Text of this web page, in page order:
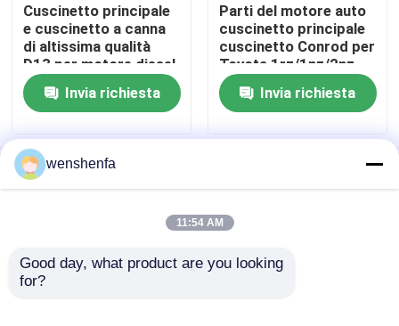
Visita alla fabbrica
Controllo della qualità
Contattaci
Casi
Cuscinetto principale
e cuscinetto a canna
di altissima qualità
D13 per motore diesel
Volvo parte 20530916
20580558Invia richiesta
Parti del motore auto
cuscinetto principale
cuscinetto Conrod per
Toyota 1rz/1nz/2nz
M703A2 M723A
R723AInvia richiesta
Casa Circa noi
Mappa del sito
Norme sulla privacy
QualitàCUSCINETTO PRINCIPALE DEL MOTORE
wenshenfa
11:54 AM
Good day, what product are you looking
for?